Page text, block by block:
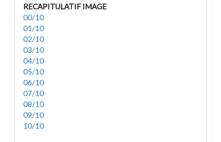
RECAPITULATIF IMAGE
00/10
01/10
02/10
03/10
04/10
05/10
06/10
07/10
08/10
09/10
10/10